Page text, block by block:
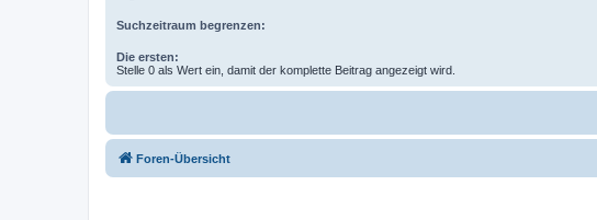
Suchzeitraum begrenzen:
Die ersten:
Stelle 0 als Wert ein, damit der komplette Beitrag angezeigt wird.
Foren-Übersicht